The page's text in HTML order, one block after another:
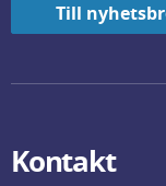
Till
Kontakt